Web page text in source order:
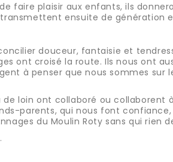
faire plaisir aux enfants, ils
ensuite de génération
douceur, fantaisie et
ont croisé la route. Ils nous ont
à penser que nous sommes
loin ont collaboré ou collaborent
parents, qui nous font
du Moulin Roty sans qui rien